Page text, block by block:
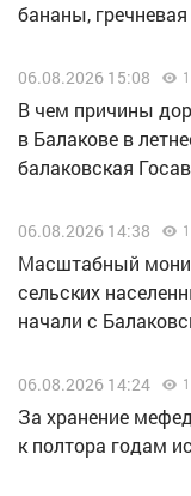
бананы,
06.08.2026 15:08
В чем причины
в Балакове в
балаковская
06.08.2026 14:38
Масштабный
сельских
начали с
06.08.2026 14:24
За хранение
к полтора годам